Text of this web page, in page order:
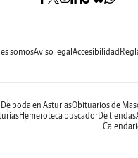
somosAviso legal Accesibilidad
De boda en AsturiasObituarios de
Hemeroteca buscadorDe tiendas